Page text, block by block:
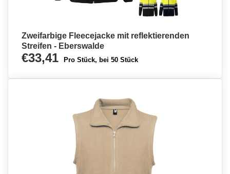
Zweifarbige Fleecejacke mit reflektierenden
Streifen - Eberswalde
€33,41 Pro Stück, bei 50 Stück